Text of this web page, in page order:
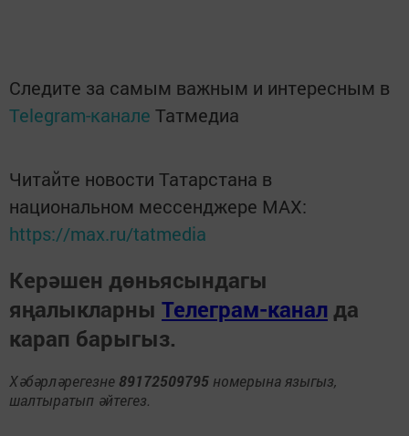
Следите за самым важным и интересным в
Telegram-канале Татмедиа
Читайте новости Татарстана в
национальном мессенджере MАХ:
https://max.ru/tatmedia
Керәшен дөньясындагы
яңалыкларны Телеграм-канал да
карап барыгыз.
Хәбәрләрегезне 89172509795 номерына языгыз,
шалтыратып әйтегез.